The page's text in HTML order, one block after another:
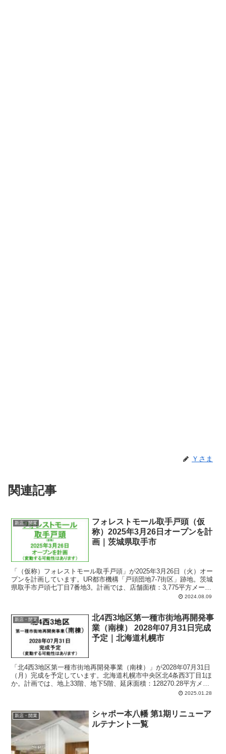
Ｙさま
関連記事
新店・開業
フォレストモール取手戸頭（仮
称）2025年3月26日オープンを計
画｜茨城県取手市
「（仮称）フォレストモール取手戸頭」が2025年3月26日（火）オー
プンを計画しています。UR都市機構「戸頭団地7-7街区」跡地。茨城
県取手市戸頭七丁目7番地3。計画では、店舗面積：3,775平方メート
ル、駐車場：159台、駐輪場：150台、営業時間：午前9時-午後9時30
2024.08.09
新店・開業
北4西3地区第一種市街地再開発事
業（南棟） 2028年07月31日完成
予定｜北海道札幌市
「北4西3地区第一種市街地再開発事業（南棟）」が2028年07月31日
（月）完成を予定しています。北海道札幌市中央区北4条西3丁目1ほ
か。計画では、地上33階、地下5階、延床面積：128270.28平方メー
トル、主要用途：事務所、物販店舗、飲食店舗、集会場、自動車車
2025.01.28
新店・開業
シャポー本八幡 第1期リニューア
ルテナント一覧